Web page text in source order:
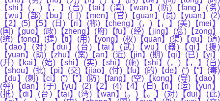
【shi】(，)【，】(台)【tai】(湾)【wan】(防)【fang】(务)
【wu】(部)【bu】(门)【men】(官)【guan】(员)【yuan】(2)
【2】(5)【5】(日)【ri】(称)【cheng】(，)【，】(美)【mei】
(国)【guo】(政)【zheng】(府)【fu】(经)【jing】(总)【zong】
(统)【tong】(提)【ti】(用)【yong】(权)【quan】(渠)【qu】(道)
【dao】(对)【dui】(台)【tai】(武)【wu】(器)【qi】(援)
【yuan】(助)【zhu】(案)【an】(近)【jin】(期)【qi】(已)【yi】
(开)【kai】(始)【shi】(实)【shi】(施)【shi】(，)【，】(首)
【shou】(批)【pi】(交)【jiao】(付)【fu】(的)【de】(“)【“】(毒)
【du】(刺)【ci】(”)【”】(防)【fang】(空)【kong】(导)【dao】
(弹)【dan】(于)【yu】(2)【2】(4)【4】(日)【ri】(运)【yun】
(抵)【di】(台)【tai】(湾)【wan】(。)【。】(对)【dui】(此)